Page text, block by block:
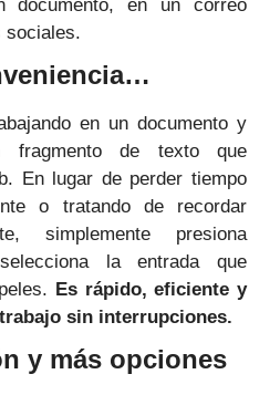
en un correo
sociales.
en un documento y
fragmento de texto que
En lugar de perder tiempo
o tratando de recordar
simplemente presiona
la entrada que
Es rápido, eficiente y
sin interrupciones.
y más opciones